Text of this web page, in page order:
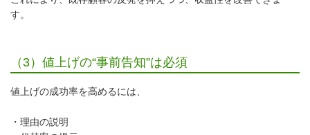
す。
（3）値上げの“事前告知”は必須
値上げの成功率を高めるには、
・理由の説明